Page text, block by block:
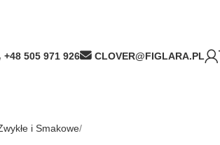
+48 505 971 926 CLOVER@FIGLARA.PL
i Smakowe